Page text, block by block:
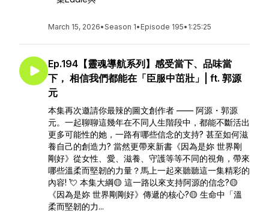
March 15, 2026•Season 1• Episode 195• 1:25:25
Ep.194【靈魂導航系列】感受當下、品味當
下， 相信我們都能在「臣服中茁壯」| ft. 郭源
元
本集再次邀請你最辣的圖文創作者 —— 阿源・郭源
元。一起聊聊這幾年在不同人生階段中，都能不斷活出
更多可能性的她，一路有哪些信念的支持? 甚至如何滋
養自己的創造力? 當然更帶來新書《因為是妳 世界剛
剛好》從女性、愛、滋養、守護等等不同的視角，帶來
哪些溫柔而堅韌的力量？馬上一起來聽聽這一集精彩的
內容! 💘 本集大綱🟡 這一路以來支持阿源的信念?🟡
《因為是妳 世界剛剛好》傳遞的核心?🟡 生命中「溫
柔而堅韌的力...